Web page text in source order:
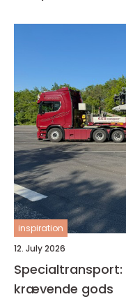
inspiration
12. July 2026
krævende gods